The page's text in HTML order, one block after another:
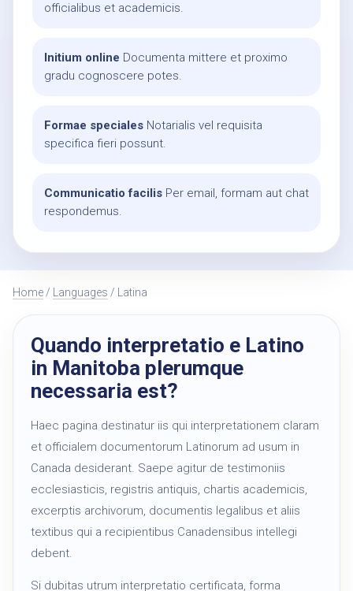
officialibus et academicis.
Initium online Documenta mittere et proximo
gradu cognoscere potes.
Formae speciales Notarialis vel requisita
specifica fieri possunt.
Communicatio facilis Per email, formam aut chat
respondemus.
Home / Languages / Latina
Quando interpretatio e Latino
in Manitoba plerumque
necessaria est?
Haec pagina destinatur iis qui interpretationem claram
et officialem documentorum Latinorum ad usum in
Canada desiderant. Saepe agitur de testimoniis
ecclesiasticis, registris antiquis, chartis academicis,
excerptis archivorum, documentis legalibus et aliis
textibus qui a recipientibus Canadensibus intellegi
debent.
Si dubitas utrum interpretatio certificata, forma